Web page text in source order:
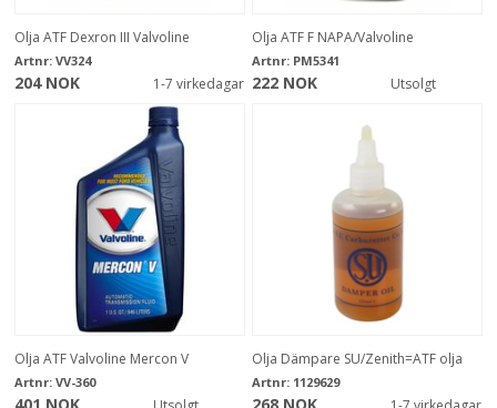
Olja ATF Dexron III Valvoline
Artnr: VV324
204 NOK 1-7 virkedagar
Olja ATF F NAPA/Valvoline
Artnr: PM5341
222 NOK Utsolgt
Olja ATF Valvoline Mercon V
Artnr: VV-360
Olja Dämpare SU/Zenith=ATF olja
Artnr: 1129629